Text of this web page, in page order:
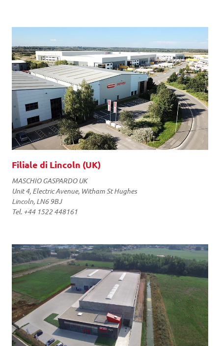
Filiale di Lincoln (UK)
MASCHIO GASPARDO UK
Unit 4, Electric Avenue, Witham St Hughes
Lincoln, LN6 9BJ
Tel. +44 1522 448161